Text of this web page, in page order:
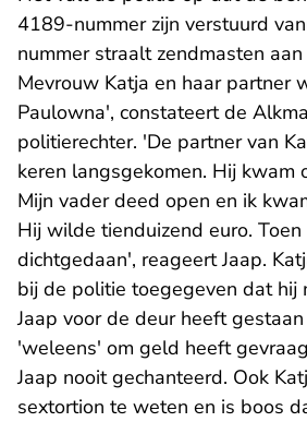
4189-nummer zijn verstuurd
nummer straalt zendmasten
Mevrouw Katja en haar partner
Paulowna', constateert de
politierechter. 'De partner van
keren langsgekomen. Hij kwam
Mijn vader deed open en ik
Hij wilde tienduizend euro.
dichtgedaan', reageert Jaap.
bij de politie toegegeven dat hij
Jaap voor de deur heeft
'weleens' om geld heeft
Jaap nooit gechanteerd. Ook
sextortion te weten en is boos